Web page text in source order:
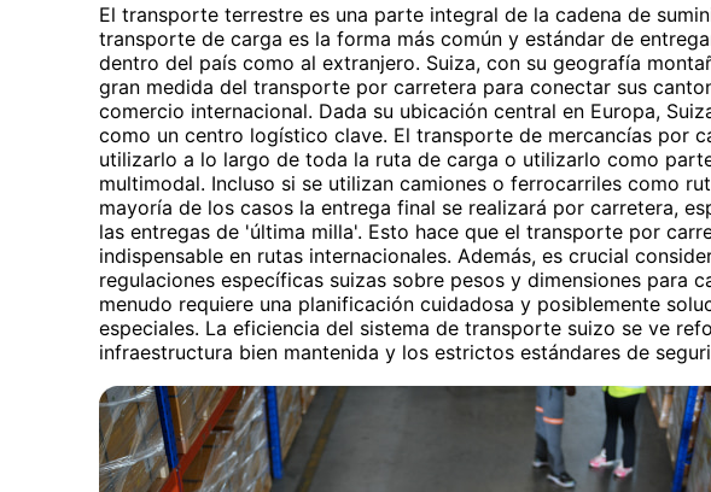
El transporte terrestre es una parte integral de la cadena de
transporte de carga es la forma más común y estándar de
dentro del país como al extranjero. Suiza, con su geografía
gran medida del transporte por carretera para conectar sus
comercio internacional. Dada su ubicación central en Europa,
como un centro logístico clave. El transporte de mercancías por
utilizarlo a lo largo de toda la ruta de carga o utilizarlo como
multimodal. Incluso si se utilizan camiones o ferrocarriles como
mayoría de los casos la entrega final se realizará por carretera,
las entregas de 'última milla'. Esto hace que el transporte por
indispensable en rutas internacionales. Además, es crucial
regulaciones específicas suizas sobre pesos y dimensiones para
menudo requiere una planificación cuidadosa y posiblemente
especiales. La eficiencia del sistema de transporte suizo se ve
infraestructura bien mantenida y los estrictos estándares de